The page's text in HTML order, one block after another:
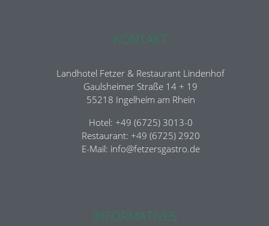
KONTAKT
Landhotel Fetzer & Restaurant Lindenhof
Gaulsheimer Straße 14 + 19
55218 Ingelheim am Rhein
Hotel: +49 (6725) 3013-0
Restaurant: +49 (6725) 2920
E-Mail: info@fetzersgastro.de
INFORMATIVES